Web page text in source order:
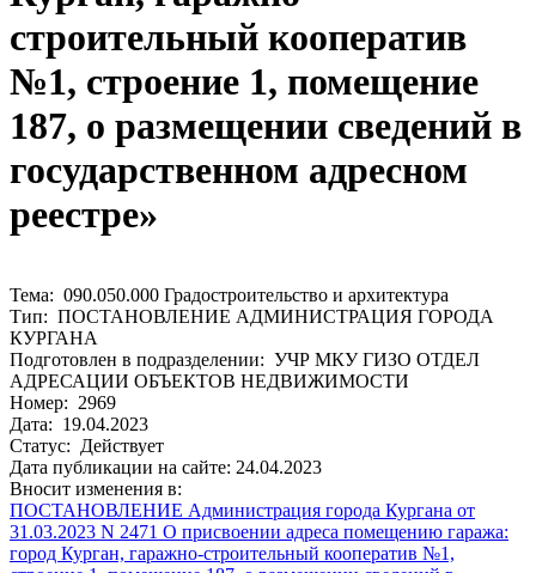
строительный кооператив
№1, строение 1, помещение
187, о размещении сведений в
государственном адресном
реестре»
Тема: 090.050.000 Градостроительство и архитектура
Тип: ПОСТАНОВЛЕНИЕ АДМИНИСТРАЦИЯ ГОРОДА
КУРГАНА
Подготовлен в подразделении: УЧР МКУ ГИЗО ОТДЕЛ
АДРЕСАЦИИ ОБЪЕКТОВ НЕДВИЖИМОСТИ
Номер: 2969
Дата: 19.04.2023
Статус: Действует
Дата публикации на сайте: 24.04.2023
Вносит изменения в:
ПОСТАНОВЛЕНИЕ Администрация города Кургана от
31.03.2023 N 2471 О присвоении адреса помещению гаража:
город Курган, гаражно-строительный кооператив №1,